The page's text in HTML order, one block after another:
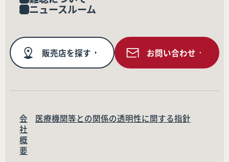
ニュースルーム
販売店を探す お問い合わせ
会
社
概
要
医療機関等との関係の透明性に関する指針